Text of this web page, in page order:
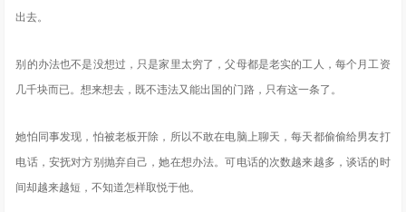
出去。
别的办法也不是没想过，只是家里太穷了，父母都是老实的工人，每个月工资
几千块而已。想来想去，既不违法又能出国的门路，只有这一条了。
她怕同事发现，怕被老板开除，所以不敢在电脑上聊天，每天都偷偷给男友打
电话，安抚对方别抛弃自己，她在想办法。可电话的次数越来越多，谈话的时
间却越来越短，不知道怎样取悦于他。